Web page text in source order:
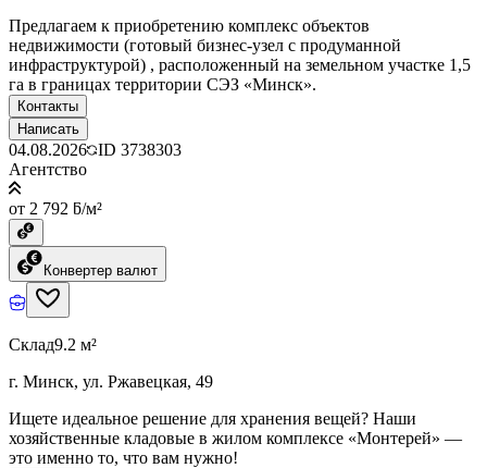
Предлагаем к приобретению комплекс объектов
недвижимости (готовый бизнес-узел с продуманной
инфраструктурой) , расположенный на земельном участке 1,5
га в границах территории СЭЗ «Минск».
Контакты
Написать
04.08.2026 ID 3738303
Агентство
от 2 792 ƃ/м²
Конвертер валют
Склад9.2 м²
г. Минск, ул. Ржавецкая, 49
Ищете идеальное решение для хранения вещей? Наши
хозяйственные кладовые в жилом комплексе «Монтерей» —
это именно то, что вам нужно!